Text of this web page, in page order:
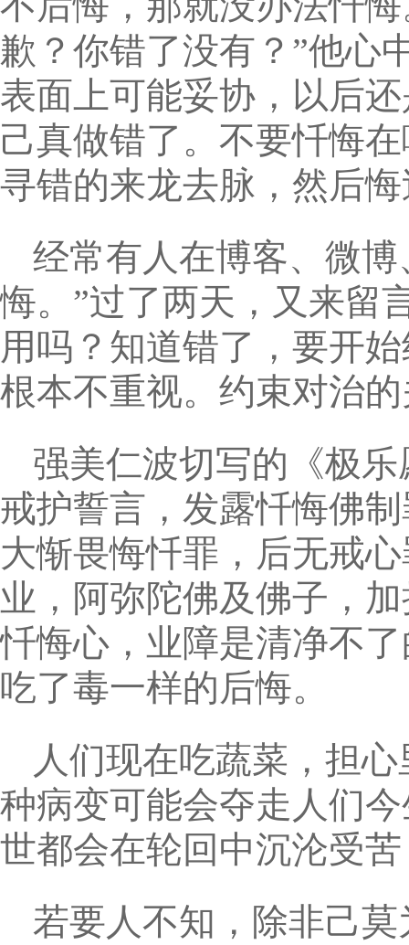
歉？你错了没有？”他心
表面上可能妥协，以后
己真做错了。不要忏悔
寻错的来龙去脉，然后
经常有人在博客、微
悔。”过了两天，又来留
用吗？知道错了，要开
根本不重视。约束对治
强美仁波切写的《极
戒护誓言，发露忏悔佛
大惭畏悔忏罪，后无戒
业，阿弥陀佛及佛子，
忏悔心，业障是清净不
吃了毒一样的后悔。
人们现在吃蔬菜，担
种病变可能会夺走人们
世都会在轮回中沉沦受
若要人不知，除非己